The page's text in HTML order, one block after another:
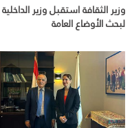
وزير الثقافة استقبل وزير الداخلية
لبحث الأوضاع العامة